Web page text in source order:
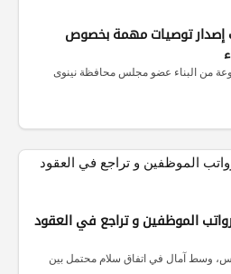
إصدار توصيات مهمة بخصوص
من البناء عضو مجلس محافظة نينوى
الموظفين و تراجع في العقود
وسط آمال في اتفاق سلام محتمل بين